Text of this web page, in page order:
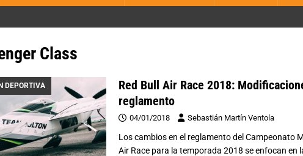
Class
DEPORTIVA
Red Bull Air Race 2018:
reglamento
04/01/2018 Sebastián Martín Ventola
Los cambios en el reglamento del Campeonato
Air Race para la temporada 2018 se enfocan en